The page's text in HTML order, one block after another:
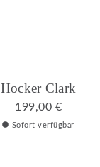
Hocker Clark
199,00 €
Sofort verfügbar